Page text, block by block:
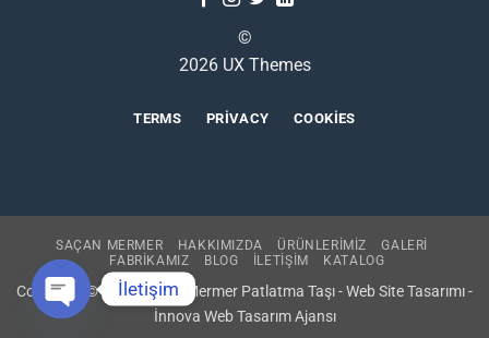
©
2026 UX Themes
TERMS PRIVACY COOKIES
SAÇAN MERMER HAKKIMIZDA ÜRÜNLERİMİZ
GALERİ
FABRİKAMIZ
BLOG İLETİŞİM KATALOG
Copyright © 2021 Saçan Mermer Patlatma Taşı - Web Site Tasarımı -
İnnova Web Tasarım Ajansı
İletişim